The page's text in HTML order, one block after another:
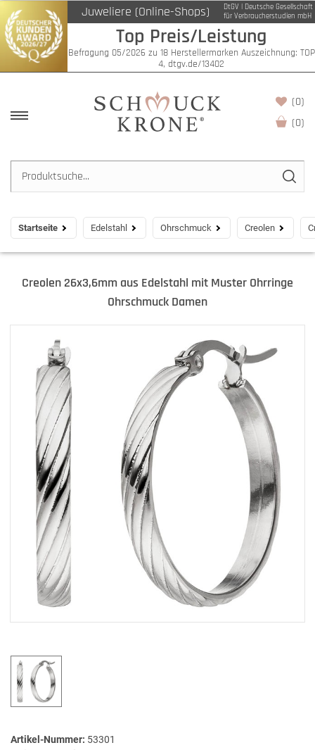
Juweliere (Online-Shops)
DtGV | Deutsche Gesellschaft
für Verbraucherstudien mbH
Top Preis/Leistung
Befragung 05/2026 zu 18 Herstellermarken Auszeichnung: TOP
4, dtgv.de/13402
(0)
(0)
Startseite Edelstahl Ohrschmuck Creolen
Creolen 26x3,6mm aus Edelstahl mit Muster Ohrringe
Ohrschmuck Damen
Artikel-Nummer: 53301